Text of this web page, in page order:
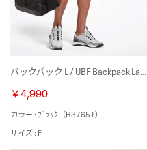
バックパック L / UBF Backpack Large （ブラック）
￥4,990
カラー : ﾌﾞﾗｯｸ（H37651）
サイズ : F